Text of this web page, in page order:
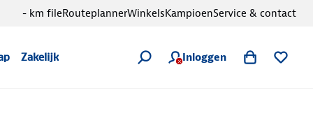
Zakelijk Inloggen
- km fileRouteplannerWinkelsKampioenService & contact